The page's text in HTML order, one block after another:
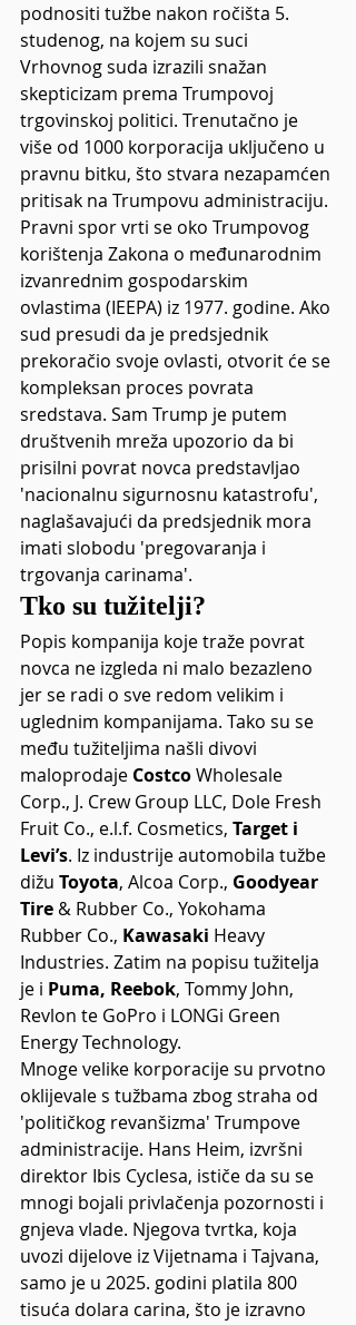
podnositi tužbe nakon ročišta 5.
studenog, na kojem su suci
Vrhovnog suda izrazili snažan
skepticizam prema Trumpovoj
trgovinskoj politici. Trenutačno je
više od 1000 korporacija uključeno u
pravnu bitku, što stvara nezapamćen
pritisak na Trumpovu administraciju.
Pravni spor vrti se oko Trumpovog
korištenja Zakona o međunarodnim
izvanrednim gospodarskim
ovlastima (IEEPA) iz 1977. godine. Ako
sud presudi da je predsjednik
prekoračio svoje ovlasti, otvorit će se
kompleksan proces povrata
sredstava. Sam Trump je putem
društvenih mreža upozorio da bi
prisilni povrat novca predstavljao
'nacionalnu sigurnosnu katastrofu',
naglašavajući da predsjednik mora
imati slobodu 'pregovaranja i
trgovanja carinama'.
Tko su tužitelji?
Popis kompanija koje traže povrat
novca ne izgleda ni malo bezazleno
jer se radi o sve redom velikim i
uglednim kompanijama. Tako su se
među tužiteljima našli divovi
maloprodaje Costco Wholesale
Corp., J. Crew Group LLC, Dole Fresh
Fruit Co., e.l.f. Cosmetics, Target i
Levi’s. Iz industrije automobila tužbe
dižu Toyota, Alcoa Corp., Goodyear
Tire & Rubber Co., Yokohama
Rubber Co., Kawasaki Heavy
Industries. Zatim na popisu tužitelja
je i Puma, Reebok, Tommy John,
Revlon te GoPro i LONGi Green
Energy Technology.
Mnoge velike korporacije su prvotno
oklijevale s tužbama zbog straha od
'političkog revanšizma' Trumpove
administracije. Hans Heim, izvršni
direktor Ibis Cyclesa, ističe da su se
mnogi bojali privlačenja pozornosti i
gnjeva vlade. Njegova tvrtka, koja
uvozi dijelove iz Vijetnama i Tajvana,
samo je u 2025. godini platila 800
tisuća dolara carina, što je izravno